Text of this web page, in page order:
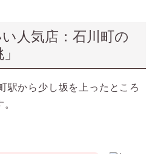
人気店：石川町の
駅から少し坂を上ったところ